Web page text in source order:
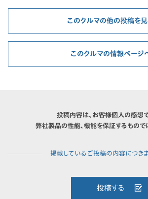
このクルマの他の投稿を見
このクルマの情報ページ
投稿内容は、お客様個人の感想で
弊社製品の性能、機能を保証するもので
投稿する